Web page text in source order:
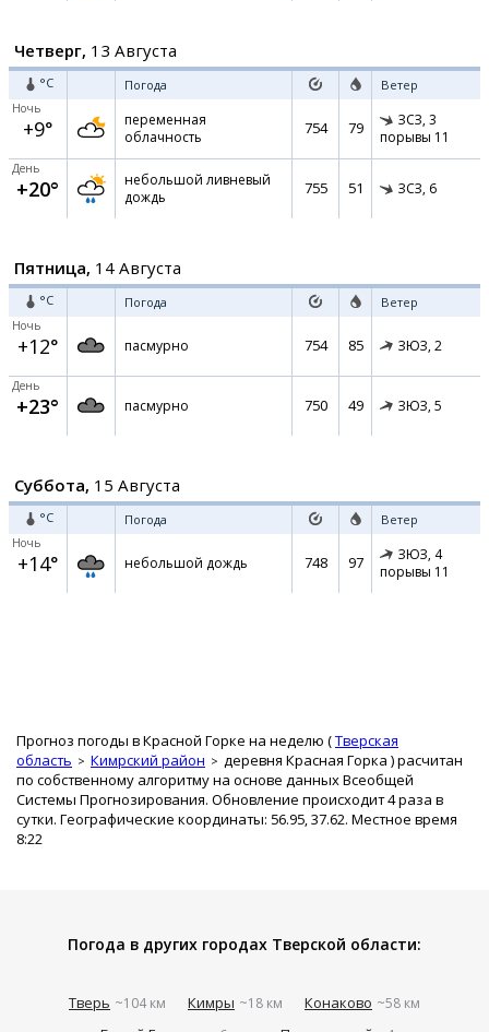
Четверг, 13 Августа
°C Погода Ветер
Ночь
+9°
переменная
облачность
754 79 ЗСЗ, 3
порывы 11
День
+20°
небольшой ливневый
дождь
755 51 ЗСЗ, 6
Пятница, 14 Августа
°C Погода Ветер
Ночь
+12° пасмурно 754 85 ЗЮЗ, 2
День
+23° пасмурно 750 49 ЗЮЗ, 5
Суббота, 15 Августа
°C Погода Ветер
Ночь
+14° небольшой дождь 748 97 ЗЮЗ, 4
порывы 11
Прогноз погоды в Красной Горке на неделю (Тверская
область
Кимрский район деревня Красная Горка ) расчитан
по собственному алгоритму на основе данных Всеобщей
Системы Прогнозирования. Обновление происходит 4 раза в
сутки. Географические координаты: 56.95, 37.62. Местное время
8:22
Погода в других городах Тверской области:
Тверь ~104 км Кимры ~18 км Конаково ~58 км